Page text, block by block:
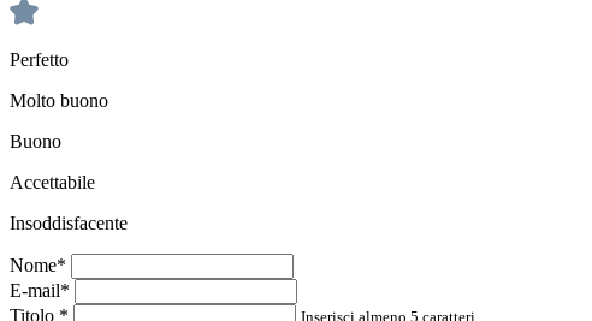
Perfetto
Molto buono
Buono
Accettabile
Insoddisfacente
Nome*
E-mail*
Titolo * Inserisci almeno 5 caratteri.